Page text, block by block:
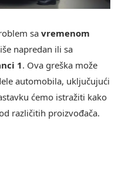
sa vremenom
napredan ili sa
1. Ova greška može
automobila, uključujući
ćemo istražiti kako
različitih proizvođača.